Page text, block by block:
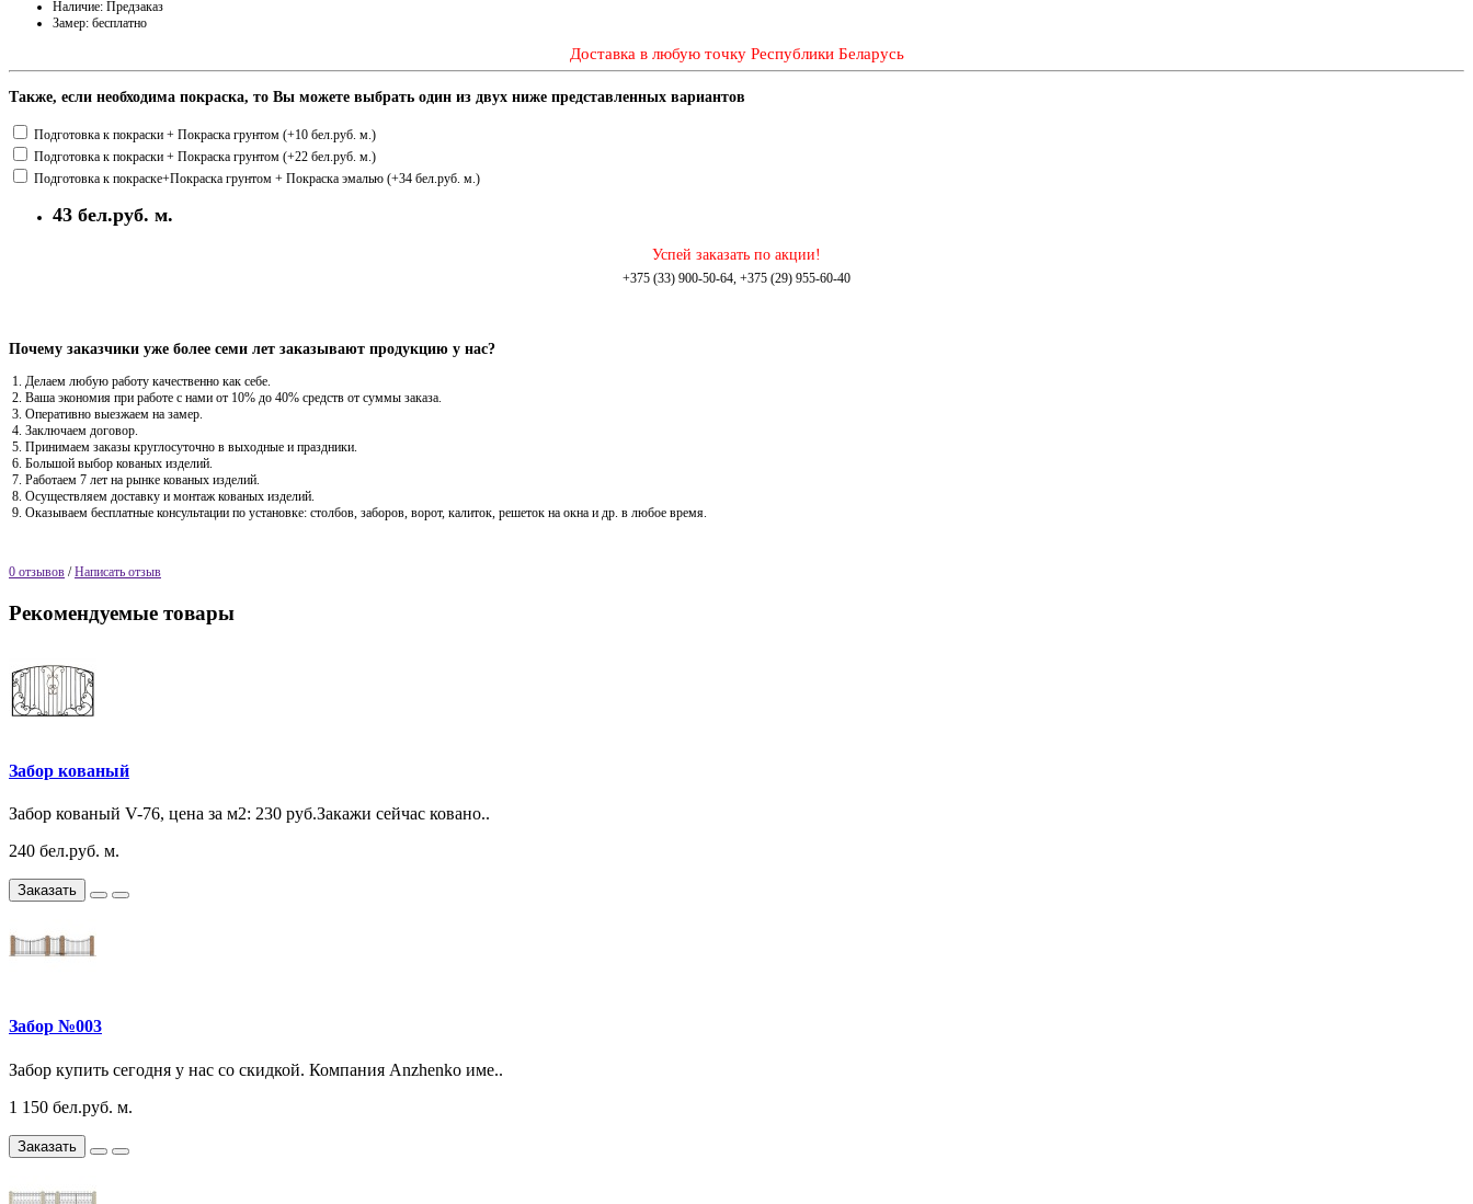
Наличие: Предзаказ
Замер: бесплатно
Доставка в любую точку Республики Беларусь
Также, если необходима покраска, то Вы можете выбрать один из двух ниже представленных вариантов
Подготовка к покраски + Покраска грунтом (+10 бел.руб. м.)
Подготовка к покраски + Покраска грунтом (+22 бел.руб. м.)
Подготовка к покраске+Покраска грунтом + Покраска эмалью (+34 бел.руб. м.)
43 бел.руб. м.
Успей заказать по акции!
+375 (33) 900-50-64, +375 (29) 955-60-40
Почему заказчики уже более семи лет заказывают продукцию у нас?
Делаем любую работу качественно как себе.
Ваша экономия при работе с нами от 10% до 40% средств от суммы заказа.
Оперативно выезжаем на замер.
Заключаем договор.
Принимаем заказы круглосуточно в выходные и праздники.
Большой выбор кованых изделий.
Работаем 7 лет на рынке кованых изделий.
Осуществляем доставку и монтаж кованых изделий.
Оказываем бесплатные консультации по установке: столбов, заборов, ворот, калиток, решеток на окна и др. в любое время.
0 отзывов /Написать отзыв
Рекомендуемые товары
Забор кованый
Забор кованый V-76, цена за м2: 230 руб.Закажи сейчас ковано..
240 бел.руб. м.
Заказать
Забор №003
Забор купить сегодня у нас со скидкой. Компания Anzhenko име..
1 150 бел.руб. м.
Заказать